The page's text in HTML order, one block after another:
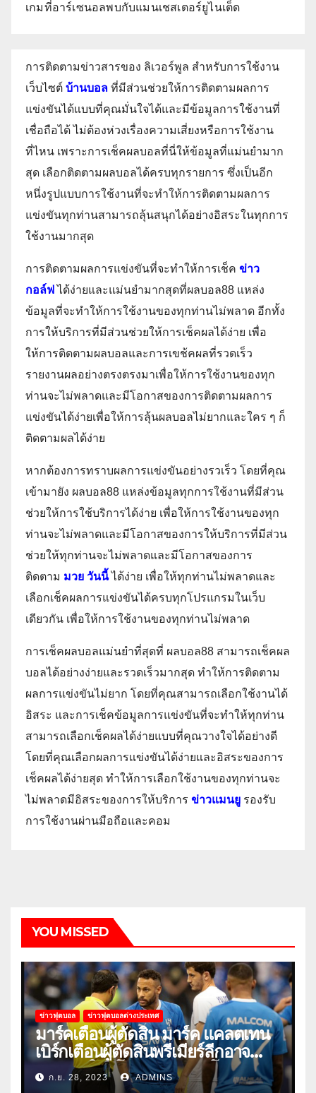
เกมที่อาร์เซนอลพบกับแมนเชสเตอร์ยูไนเต็ด
การติดตามข่าวสารของ ลิเวอร์พูล สำหรับการใช้งาน
เว็บไซต์ บ้านบอล ที่มีส่วนช่วยให้การติดตามผลการ
แข่งขันได้แบบที่คุณมั่นใจได้และมีข้อมูลการใช้งานที่
เชื่อถือได้ ไม่ต้องห่วงเรื่องความเสี่ยงหรือการใช้งาน
ที่ไหน เพราะการเช็คผลบอลที่นี่ให้ข้อมูลที่แม่นยำมาก
สุด เลือกติดตามผลบอลได้ครบทุกรายการ ซึ่งเป็นอีก
หนึ่งรูปแบบการใช้งานที่จะทำให้การติดตามผลการ
แข่งขันทุกท่านสามารถลุ้นสนุกได้อย่างอิสระในทุกการ
ใช้งานมากสุด
การติดตามผลการแข่งขันที่จะทำให้การเช็ค ข่าว
กอล์ฟ ได้ง่ายและแม่นยำมากสุดที่ผลบอล88 แหล่ง
ข้อมูลที่จะทำให้การใช้งานของทุกท่านไม่พลาด อีกทั้ง
การให้บริการที่มีส่วนช่วยให้การเช็คผลได้ง่าย เพื่อ
ให้การติดตามผลบอลและการเขช้คผลที่รวดเร็ว
รายงานผลอย่างตรงตรงมาเพื่อให้การใช้งานของทุก
ท่านจะไม่พลาดและมีโอกาสของการติดตามผลการ
แข่งขันได้ง่ายเพื่อให้การลุ้นผลบอลไม่ยากและใคร ๆ ก็
ติดตามผลได้ง่าย
หากต้องการทราบผลการแข่งขันอย่างรวเร็ว โดยที่คุณ
เข้ามายัง ผลบอล88 แหล่งข้อมูลทุกการใช้งานที่มีส่วน
ช่วยให้การใช้บริการได้ง่าย เพื่อให้การใช้งานของทุก
ท่านจะไม่พลาดและมีโอกาสของการให้บริการที่มีส่วน
ช่วยให้ทุกท่านจะไม่พลาดและมีโอกาสของการ
ติดตาม มวย วันนี้ ได้ง่าย เพื่อให้ทุกท่านไม่พลาดและ
เลือกเช็คผลการแข่งขันได้ครบทุกโปรแกรมในเว็บ
เดียวกัน เพื่อให้การใช้งานของทุกท่านไม่พลาด
การเช็คผลบอลแม่นยำที่สุดที่ ผลบอล88 สามารถเช็คผล
บอลได้อย่างง่ายและรวดเร็วมากสุด ทำให้การติดตาม
ผลการแข่งขันไม่ยาก โดยที่คุณสามารถเลือกใช้งานได้
อิสระ และการเช็คข้อมูลการแข่งขันที่จะทำให้ทุกท่าน
สามารถเลือกเช็คผลได้ง่ายแบบที่คุณวางใจได้อย่างดี
โดยที่คุณเลือกผลการแข่งขันได้ง่ายและอิสระของการ
เช็คผลได้ง่ายสุด ทำให้การเลือกใช้งานของทุกท่านจะ
ไม่พลาดมีอิสระของการให้บริการ ข่าวแมนยู รองรับ
การใช้งานผ่านมือถือและคอม
YOU MISSED
ข่าวฟุตบอล ข่าวฟุตบอลต่างประเทศ
มาร์คเตือนผู้ตัดสิน มาร์ค แคลตเทน
เบิร์กเตือนผู้ตัดสินพรีเมียร์ลีกอาจ
‘ยอมแพ้ในยูโรหรือฟุตบอลโลก’
ก.ย. 28, 2023 ADMINS